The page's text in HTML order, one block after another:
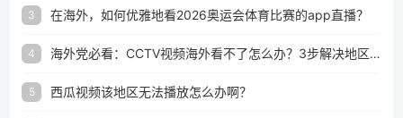
3 在海外，如何优雅地看2026奥运会体育比赛的app直播？
4 海外党必看：CCTV视频海外看不了怎么办？3步解决地区限制+追剧自由
5 西瓜视频该地区无法播放怎么办啊？